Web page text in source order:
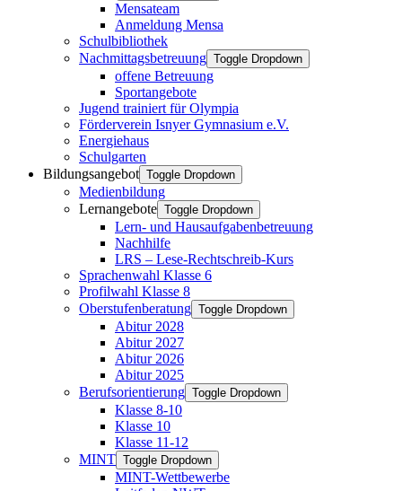
Mensateam
Anmeldung Mensa
Schulbibliothek
Nachmittagsbetreuung Toggle Dropdown
offene Betreuung
Sportangebote
Jugend trainiert für Olympia
Förderverein Isnyer Gymnasium e.V.
Energiehaus
Schulgarten
Bildungsangebot Toggle Dropdown
Medienbildung
Lernangebote Toggle Dropdown
Lern- und Hausaufgabenbetreuung
Nachhilfe
LRS – Lese-Rechtschreib-Kurs
Sprachenwahl Klasse 6
Profilwahl Klasse 8
Oberstufenberatung Toggle Dropdown
Abitur 2028
Abitur 2027
Abitur 2026
Abitur 2025
Berufsorientierung Toggle Dropdown
Klasse 8-10
Klasse 10
Klasse 11-12
MINT Toggle Dropdown
MINT-Wettbewerbe